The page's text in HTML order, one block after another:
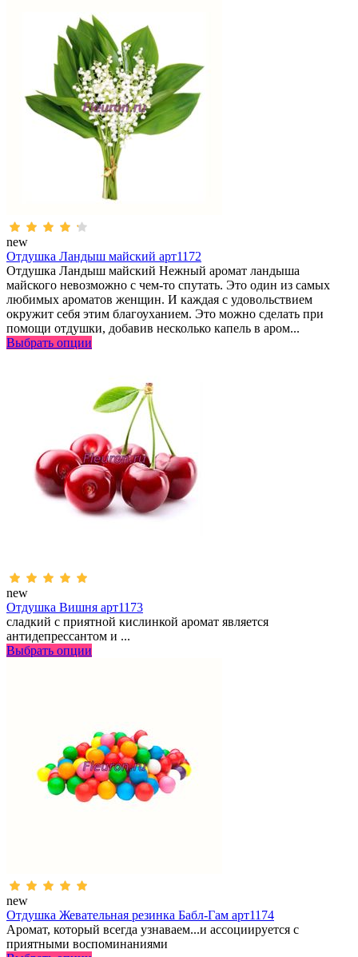
new
Отдушка Ландыш майский арт1172
Отдушка Ландыш майский Нежный аромат ландыша
майского невозможно с чем-то спутать. Это один из самых
любимых ароматов женщин. И каждая с удовольствием
окружит себя этим благоуханием. Это можно сделать при
помощи отдушки, добавив несколько капель в аром...
Выбрать опции
new
Отдушка Вишня арт1173
сладкий с приятной кислинкой аромат является
антидепрессантом и ...
Выбрать опции
new
Отдушка Жевательная резинка Бабл-Гам арт1174
Аромат, который всегда узнаваем...и ассоциируется с
приятными воспоминаниями